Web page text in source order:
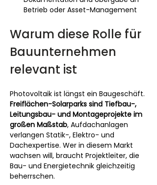
Betrieb oder Asset-Management
Warum diese Rolle für
Bauunternehmen
relevant ist
Photovoltaik ist längst ein Baugeschäft.
Freiflächen-Solarparks sind Tiefbau-,
Leitungsbau- und Montageprojekte im
großen Maßstab, Aufdachanlagen
verlangen Statik-, Elektro- und
Dachexpertise. Wer in diesem Markt
wachsen will, braucht Projektleiter, die
Bau- und Energietechnik gleichzeitig
beherrschen.